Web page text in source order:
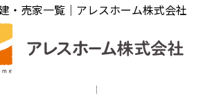
・売家一覧｜アレスホーム株式会社